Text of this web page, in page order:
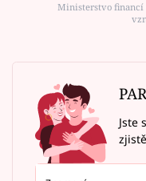
Ministerstvo financí
Jste